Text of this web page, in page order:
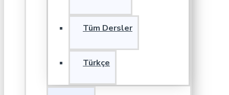
Tüm Dersler
Türkçe